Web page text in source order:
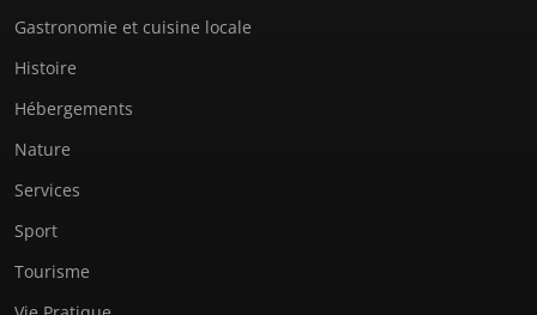
Gastronomie et cuisine locale
Histoire
Hébergements
Nature
Services
Sport
Tourisme